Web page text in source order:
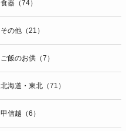
食器（74）
その他（21）
ご飯のお供（7）
北海道・東北（71）
甲信越（6）